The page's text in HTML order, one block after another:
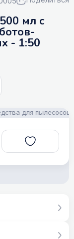
мл с
- 1:50
для пылесосов!